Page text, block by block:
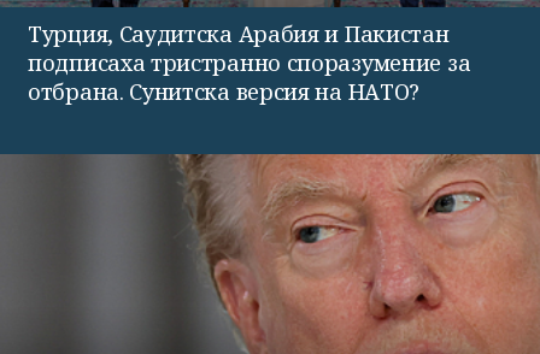
Турция, Саудитска Арабия и Пакистан
подписаха тристранно споразумение за
отбрана. Сунитска версия на НАТО?